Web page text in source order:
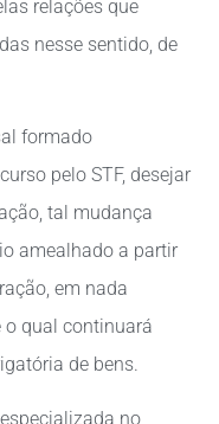
relações que
nesse sentido, de
formado
pelo STF, desejar
tal mudança
amealhado a partir
em nada
o qual continuará
de bens.
no